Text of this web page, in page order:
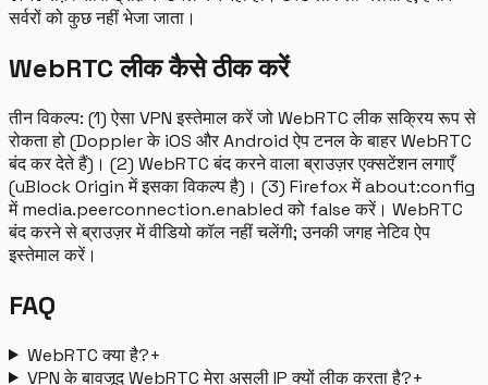
सर्वरों को कुछ नहीं भेजा जाता।
WebRTC लीक कैसे ठीक करें
तीन विकल्प: (1) ऐसा VPN इस्तेमाल करें जो WebRTC लीक सक्रिय रूप से
रोकता हो (Doppler के iOS और Android ऐप टनल के बाहर WebRTC
बंद कर देते हैं)। (2) WebRTC बंद करने वाला ब्राउज़र एक्सटेंशन लगाएँ
(uBlock Origin में इसका विकल्प है)। (3) Firefox में about:config
में media.peerconnection.enabled को false करें। WebRTC
बंद करने से ब्राउज़र में वीडियो कॉल नहीं चलेंगी; उनकी जगह नेटिव ऐप
इस्तेमाल करें।
FAQ
WebRTC क्या है?+
VPN के बावजूद WebRTC मेरा असली IP क्यों लीक करता है?+